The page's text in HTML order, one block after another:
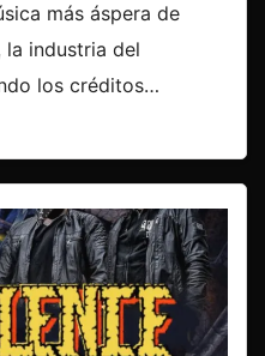
más áspera de
la industria del
los créditos…